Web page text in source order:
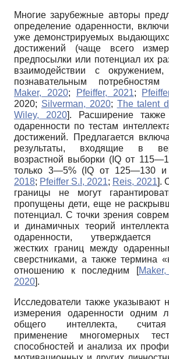
Многие зарубежные авторы
определение одаренности,
уже демонстрируемых
достижений (чаще всего
предпосылки или потенциал их
взаимодействии с
познавательным потребностям
Maker, 2020; Pfeiffer, 2021;
2020; Silverman, 2020; The talent
Wiley, 2020]. Расширение также
одаренности по тестам
достижений. Предлагается
результаты, входящие в
возрастной выборки (IQот
только 3—5% (IQот 125—130
2018; Pfeiffer S.I, 2021; Reis, 2021].
границы не могут
пропущены дети, еще не
потенциал. С точки зрения
и динамичных теорий
одаренности, утверждается
жестких границ между
сверстниками, а также термина
отношению к последним
[
2020].
Исследователи также указывают
измерения одаренности одним
общего интеллекта,
применение многомерных
способностей и анализа их